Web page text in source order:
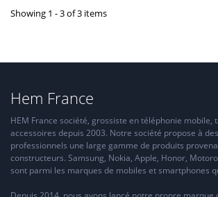
Showing 1 - 3 of 3 items
Hem France
HEM France société, grossiste en téléphonie mobile,
accessoires depuis 2003. Notre société propose à
professionnels une large gamme de produits
constructeurs. Samsung, Nokia, Apple, Honor,
sont parmi les marques de mobiles et smartphones